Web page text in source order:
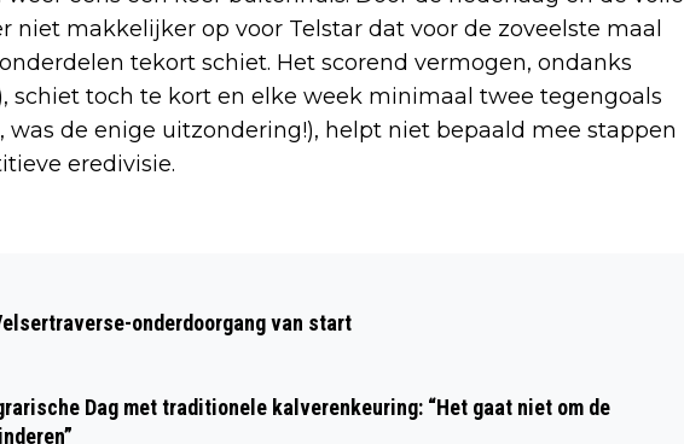
niet makkelijker op voor Telstar dat voor de zoveelste maal
tekort schiet. Het scorend vermogen, ondanks
schiet toch te kort en elke week minimaal twee tegengoals
was de enige uitzondering!), helpt niet bepaald mee stappen
eredivisie.
KEER
PAKT
onderdoorgang van start
Dag met traditionele kalverenkeuring: “Het gaat niet om de